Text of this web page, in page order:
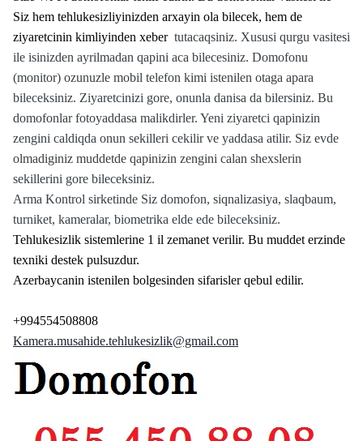
Siz hem tehlukesizliyinizden arxayin ola bilecek, hem de
ziyaretcinin kimliyinden xeber tutacaqsiniz. Xususi qurgu vasitesi
ile isinizden ayrilmadan qapini aca bilecesiniz. Domofonu
(monitor) ozunuzle mobil telefon kimi istenilen otaga apara
bileceksiniz. Ziyaretcinizi gore, onunla danisa da bilersiniz. Bu
domofonlar fotoyaddasa malikdirler. Yeni ziyaretci qapinizin
zengini caldiqda onun sekilleri cekilir ve yaddasa atilir. Siz evde
olmadiginiz muddetde qapinizin zengini calan shexslerin
sekillerini gore bileceksiniz.
Arma Kontrol sirketinde Siz domofon, siqnalizasiya, slaqbaum,
turniket, kameralar, biometrika elde ede bileceksiniz.
Tehlukesizlik sistemlerine 1 il zemanet verilir. Bu muddet erzinde
texniki destek pulsuzdur.
Azerbaycanin istenilen bolgesinden sifarisler qebul edilir.
+994554508808
Kamera.musahide.tehlukesizlik@gmail.com